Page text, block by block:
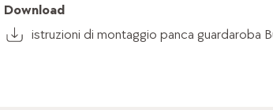
Download
istruzioni di montaggio panca guardaroba